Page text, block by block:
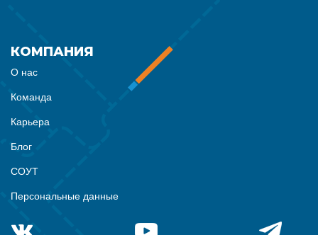
КОМПАНИЯ
О нас
Команда
Карьера
Блог
СОУТ
Персональные данные